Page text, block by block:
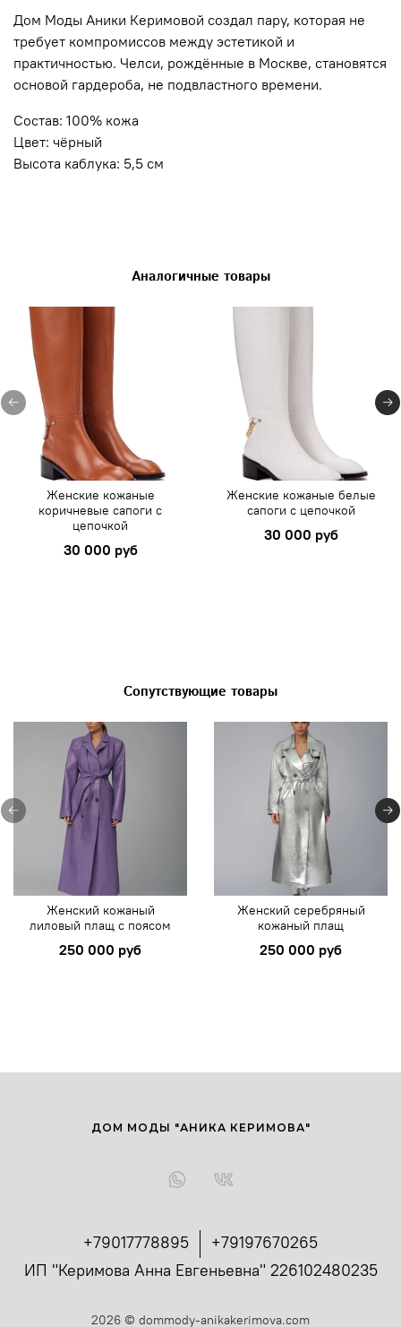
Дом Моды Аники Керимовой создал пару, которая не
требует компромиссов между эстетикой и
практичностью. Челси, рождённые в Москве, становятся
основой гардероба, не подвластного времени.
Состав: 100% кожа
Цвет: чёрный
Высота каблука: 5,5 см
Аналогичные товары
Женские кожаные
коричневые сапоги с
цепочкой
30 000 руб
Женские кожаные белые
сапоги с цепочкой
30 000 руб
Сопутствующие товары
Женский кожаный
лиловый плащ с поясом
250 000 руб
Женский серебряный
кожаный плащ
250 000 руб
+79017778895
+79197670265
ИП "Керимова Анна Евгеньевна" 226102480235
ДОМ МОДЫ "АНИКА КЕРИМОВА"
2026 © dommody-anikakerimova.com